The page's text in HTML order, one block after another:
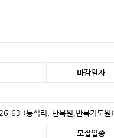
마감일자
63 (통석리, 만복원,만복기도원)
모집업종